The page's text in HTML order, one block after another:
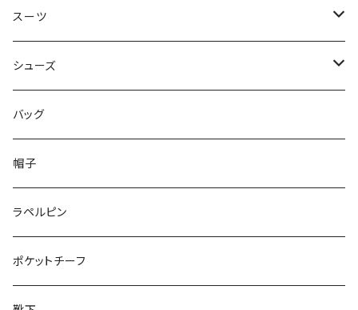
50/XL～
48/L
50/XL～
46/M
48/L
50/XL～
～44/S
46/M
48/L
50/XL～
スーツ
～44/S
46/M
48/L
50/XL～
シューズ
～25.5cm
26cm～
27cm～
28cm～
バッグ
帽子
ラペルピン
ポケットチーフ